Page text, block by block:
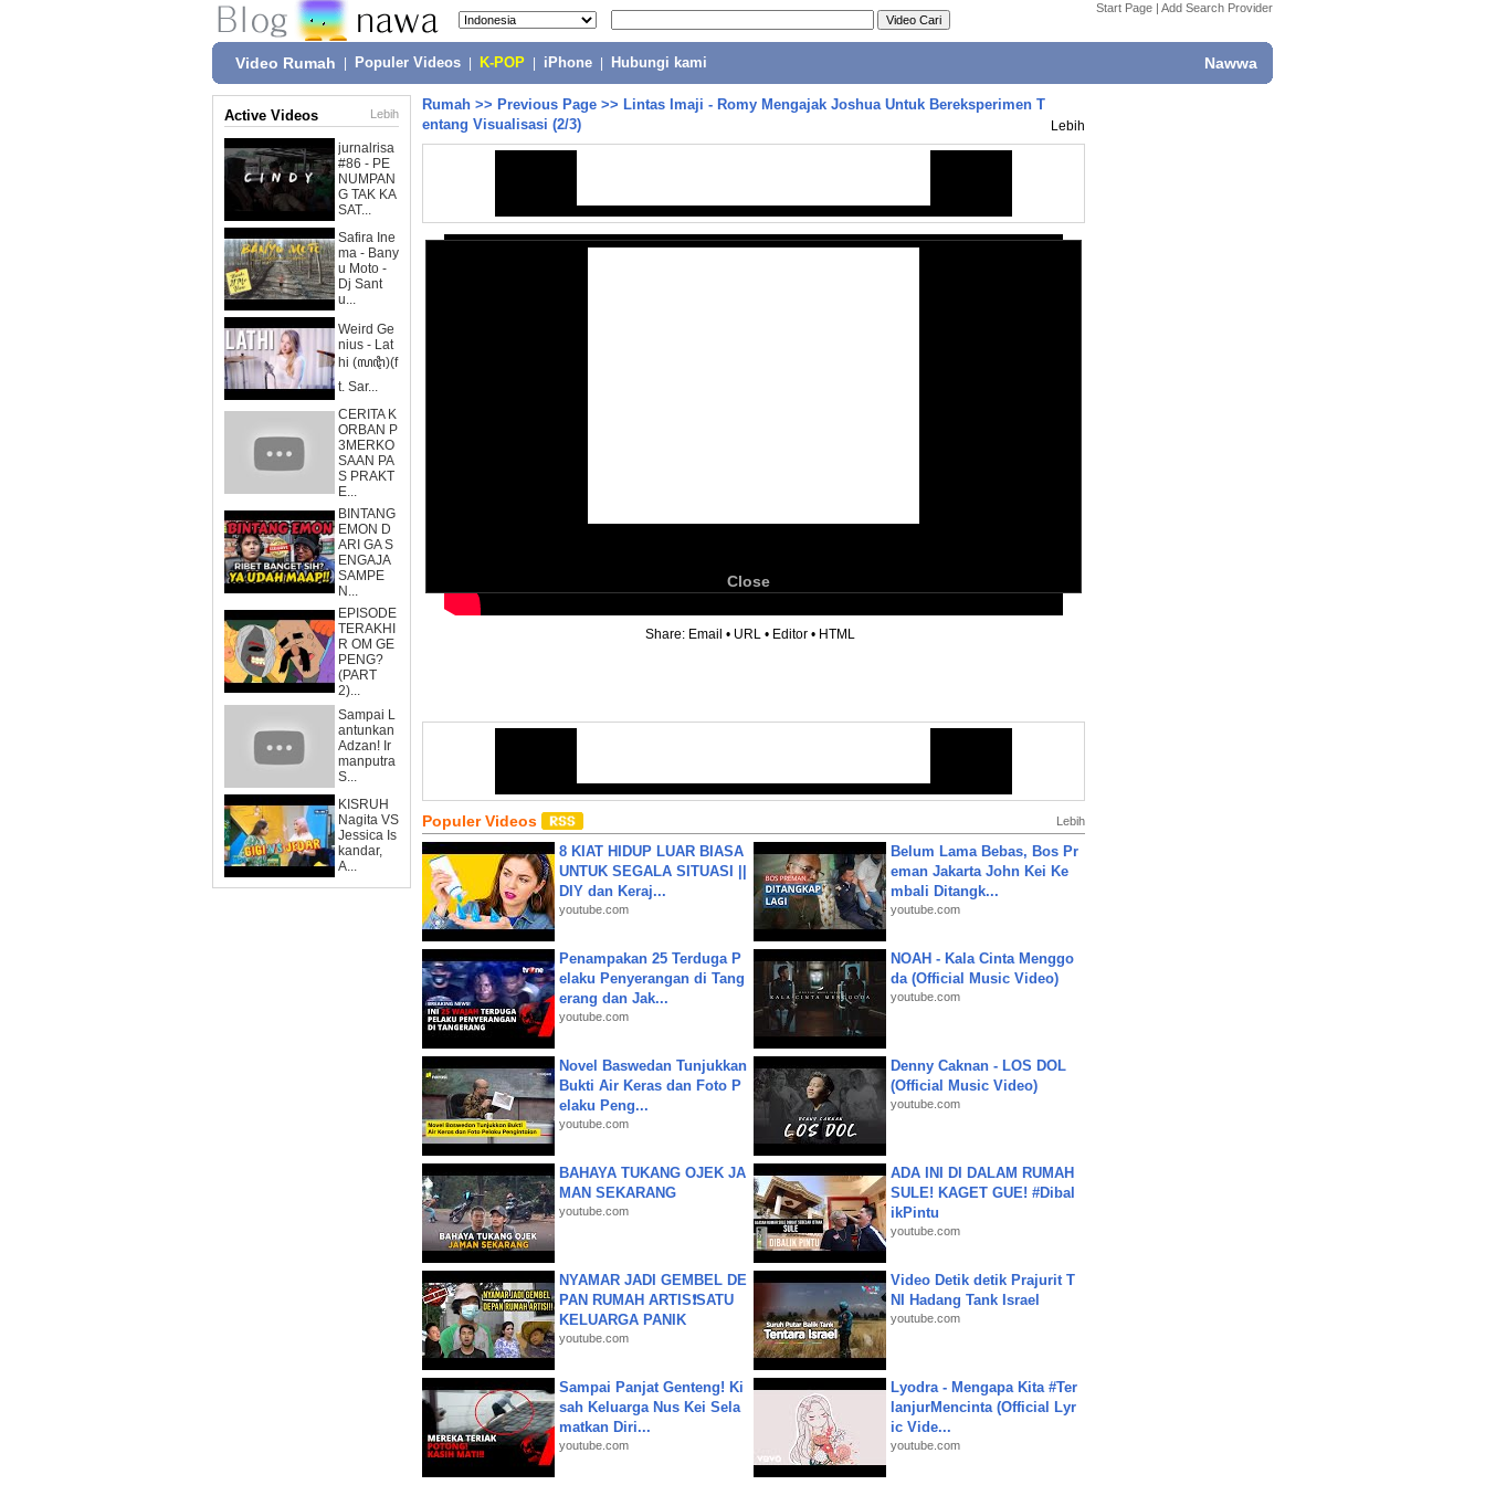
Start Page | Add Search Provider
Video Rumah Populer Videos K-POP iPhone Hubungi kami Nawwa
Active Videos Lebih
jurnalrisa
#86 - PE
NUMPAN
G TAK KA
SAT...
Safira Ine
ma - Bany
u Moto -
Dj Sant
u...
Weird Ge
nius - Lat
hi (ꦭꦛꦶ)(f
t. Sar...
CERITA K
ORBAN P
3MERKO
SAAN PA
S PRAKT
E...
BINTANG
EMON D
ARI GA S
ENGAJA
SAMPE
N...
EPISODE
TERAKHI
R OM GE
PENG?
(PART
2)...
Sampai L
antunkan
Adzan! Ir
manputra
S...
KISRUH
Nagita VS
Jessica Is
kandar,
A...
Rumah >> Previous Page >> Lintas Imaji - Romy Mengajak Joshua Untuk Bereksperimen T
entang Visualisasi (2/3)
Lebih
Close
Share: Email • URL • Editor • HTML
Populer Videos Lebih
8 KIAT HIDUP LUAR BIASA
UNTUK SEGALA SITUASI ||
DIY dan Keraj...
youtube.com
Belum Lama Bebas, Bos Pr
eman Jakarta John Kei Ke
mbali Ditangk...
youtube.com
Penampakan 25 Terduga P
elaku Penyerangan di Tang
erang dan Jak...
youtube.com
NOAH - Kala Cinta Menggo
da (Official Music Video)
youtube.com
Novel Baswedan Tunjukkan
Bukti Air Keras dan Foto P
elaku Peng...
youtube.com
Denny Caknan - LOS DOL
(Official Music Video)
youtube.com
BAHAYA TUKANG OJEK JA
MAN SEKARANG
youtube.com
ADA INI DI DALAM RUMAH
SULE! KAGET GUE! #Dibal
ikPintu
youtube.com
NYAMAR JADI GEMBEL DE
PAN RUMAH ARTIS❗SATU
KELUARGA PANIK
youtube.com
Video Detik detik Prajurit T
NI Hadang Tank Israel
youtube.com
Sampai Panjat Genteng! Ki
sah Keluarga Nus Kei Sela
matkan Diri...
youtube.com
Lyodra - Mengapa Kita #Ter
lanjurMencinta (Official Lyr
ic Vide...
youtube.com